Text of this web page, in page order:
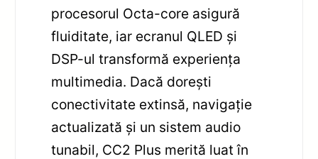
procesorul Octa-core asigură
fluiditate, iar ecranul QLED și
DSP-ul transformă experiența
multimedia. Dacă dorești
conectivitate extinsă, navigație
actualizată și un sistem audio
tunabil, CC2 Plus merită luat în